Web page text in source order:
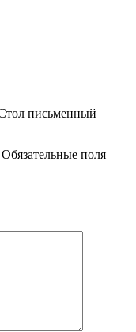
письменный
Обязательные поля